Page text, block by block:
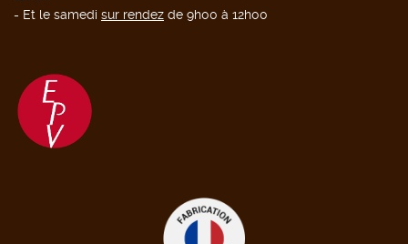
- Et le samedi sur rendez de 9h00 à 12h00